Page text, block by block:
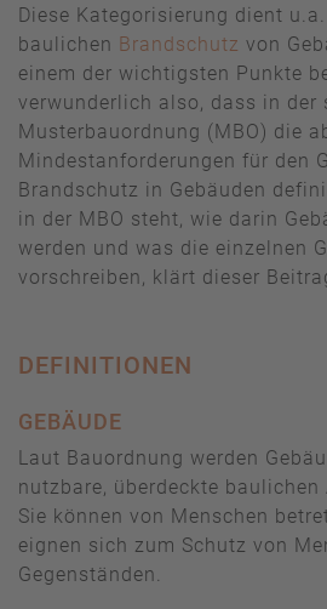
Diese Kategorisierung dient
baulichen Brandschutz von
einem der wichtigsten Punkte
verwunderlich also, dass in der
Musterbauordnung (MBO) die
Mindestanforderungen für den
Brandschutz in Gebäuden
in der MBO steht, wie darin
werden und was die einzelnen
vorschreiben, klärt dieser
DEFINITIONEN
GEBÄUDE
Laut Bauordnung werden
nutzbare, überdeckte
Sie können von Menschen
eignen sich zum Schutz von
Gegenständen.